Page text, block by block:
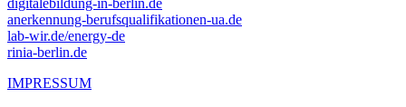
anerkennung-berufsqualifikationen-ua.de
lab-wir.de/energy-de
rinia-berlin.de
IMPRESSUM